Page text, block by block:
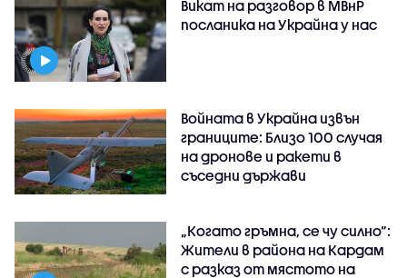
Викат на разговор в МВнР
посланика на Украйна у нас
Войната в Украйна извън
границите: Близо 100 случая
на дронове и ракети в
съседни държави
„Когато гръмна, се чу силно“:
Жители в района на Кардам
с разказ от мястото на